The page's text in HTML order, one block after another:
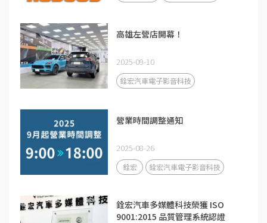
高雄左營店開幕！
2025-09-10
銓宏汽車電子影音科技
營業時間調整通知
2025-08-26
銓宏 銓宏汽車電子影音科技
銓宏汽車多媒體科技榮獲 ISO
9001:2015 品質管理系統認證